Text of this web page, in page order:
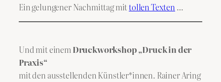
Ein gelungener Nachmittag mittollen Texten …
Und mit einemDruckworkshop „Druck in der
Praxis“
mit den ausstellenden Künstler*innen. Rainer Aring